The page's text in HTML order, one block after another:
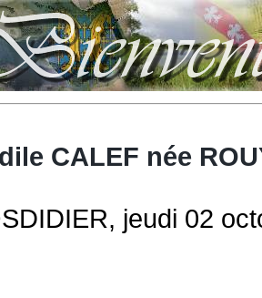
CALEF née
jeudi 02